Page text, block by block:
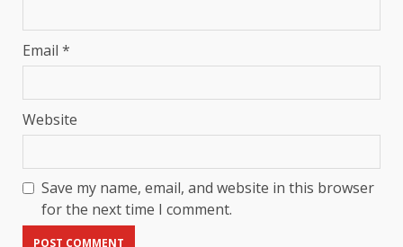
Email *
Website
Save my name, email, and website in this browser
for the next time I comment.